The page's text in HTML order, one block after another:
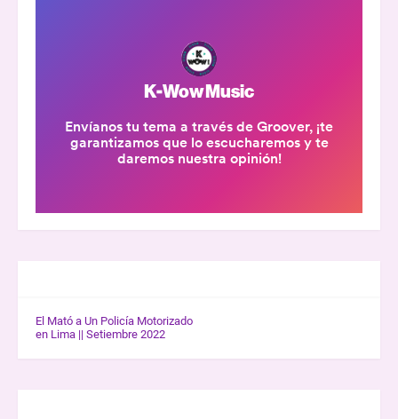
El Mató a Un Policía Motorizado
en Lima || Setiembre 2022